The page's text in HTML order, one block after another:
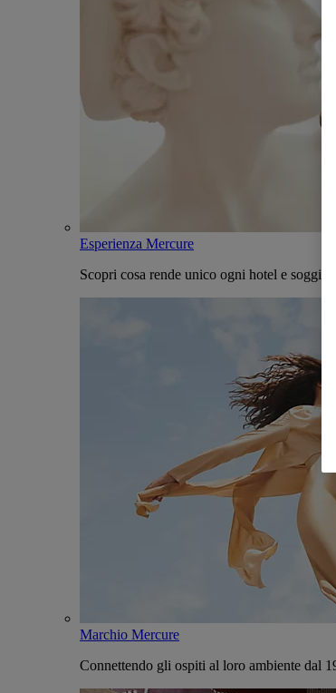
Esperienza Mercure
Scopri cosa rende unico ogni hotel e
Marchio Mercure
Connettendo gli ospiti al loro ambiente dal